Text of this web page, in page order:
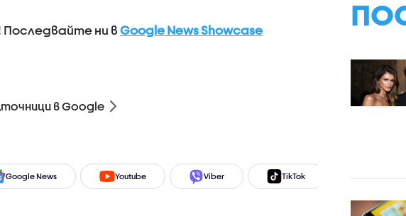
ни в Google News Showcase
в Google
Google News Youtube Viber TikTok